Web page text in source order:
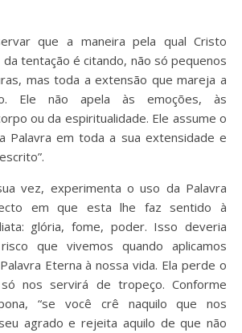
que a maneira pela qual Cristo
tentação é citando, não só pequenos
mas toda a extensão que mareja a
Ele não apela às emoções, às
ou da espiritualidade. Ele assume o
Palavra em toda a sua extensidade e
vez, experimenta o uso da Palavra
em que esta lhe faz sentido à
glória, fome, poder. Isso deveria
que vivemos quando aplicamos
Eterna à nossa vida. Ela perde o
nos servirá de tropeço. Conforme
“se você crê naquilo que nos
agrado e rejeita aquilo de que não